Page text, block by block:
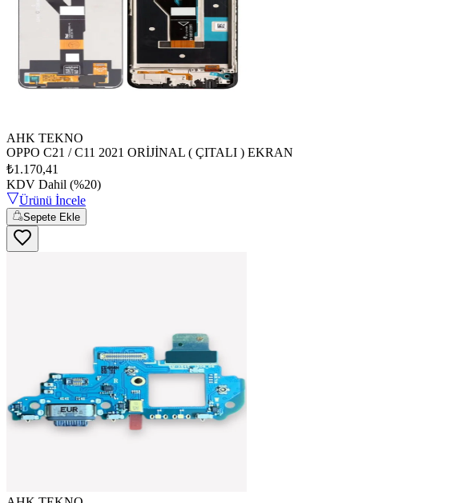
AHK TEKNO
OPPO C21 / C11 2021 ORİJİNAL ( ÇITALI ) EKRAN
₺1.170,41
KDV Dahil (%20)
Ürünü İncele
Sepete Ekle